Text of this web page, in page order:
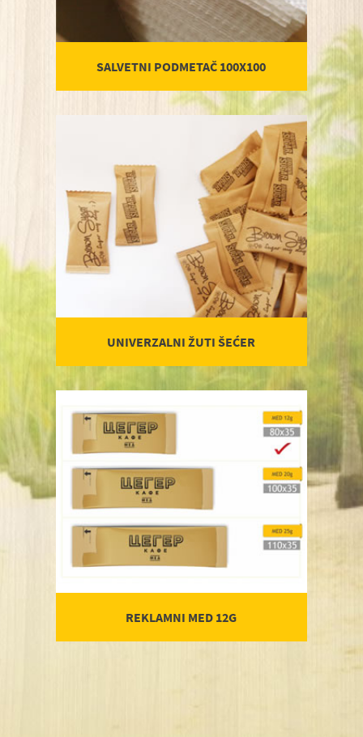
SALVETNI PODMETAČ 100X100
UNIVERZALNI ŽUTI ŠEĆER
REKLAMNI MED 12G